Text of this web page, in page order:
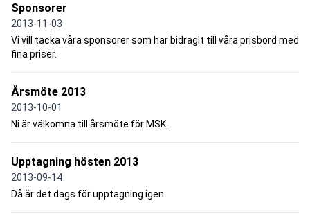
Sponsorer
2013-11-03
Vi vill tacka våra sponsorer som har bidragit till våra prisbord med
fina priser.
Årsmöte 2013
2013-10-01
Ni är välkomna till årsmöte för MSK.
Upptagning hösten 2013
2013-09-14
Då är det dags för upptagning igen.